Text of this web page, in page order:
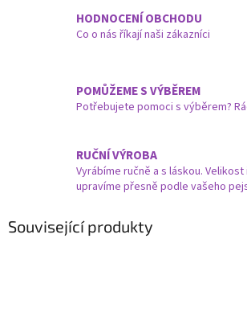
HODNOCENÍ OBCHODU
Co o nás říkají naši zákazníci
POMŮŽEME S VÝBĚREM
Potřebujete pomoci s výběrem?
RUČNÍ VÝROBA
Vyrábíme ručně a s láskou.
upravíme přesně podle vašeho
Související produkty